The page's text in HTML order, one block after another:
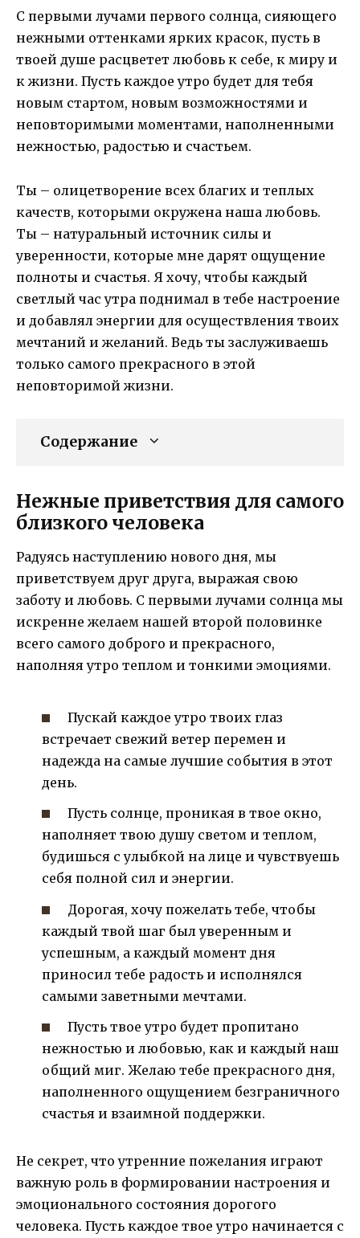
С первыми лучами первого солнца, сияющего
нежными оттенками ярких красок, пусть в
твоей душе расцветет любовь к себе, к миру и
к жизни. Пусть каждое утро будет для тебя
новым стартом, новым возможностями и
неповторимыми моментами, наполненными
нежностью, радостью и счастьем.
Ты – олицетворение всех благих и теплых
качеств, которыми окружена наша любовь.
Ты – натуральный источник силы и
уверенности, которые мне дарят ощущение
полноты и счастья. Я хочу, чтобы каждый
светлый час утра поднимал в тебе настроение
и добавлял энергии для осуществления твоих
мечтаний и желаний. Ведь ты заслуживаешь
только самого прекрасного в этой
неповторимой жизни.
Содержание
Нежные приветствия для самого
близкого человека
Радуясь наступлению нового дня, мы
приветствуем друг друга, выражая свою
заботу и любовь. С первыми лучами солнца мы
искренне желаем нашей второй половинке
всего самого доброго и прекрасного,
наполняя утро теплом и тонкими эмоциями.
Пускай каждое утро твоих глаз
встречает свежий ветер перемен и
надежда на самые лучшие события в этот
день.
Пусть солнце, проникая в твое окно,
наполняет твою душу светом и теплом,
будишься с улыбкой на лице и чувствуешь
себя полной сил и энергии.
Дорогая, хочу пожелать тебе, чтобы
каждый твой шаг был уверенным и
успешным, а каждый момент дня
приносил тебе радость и исполнялся
самыми заветными мечтами.
Пусть твое утро будет пропитано
нежностью и любовью, как и каждый наш
общий миг. Желаю тебе прекрасного дня,
наполненного ощущением безграничного
счастья и взаимной поддержки.
Не секрет, что утренние пожелания играют
важную роль в формировании настроения и
эмоционального состояния дорогого
человека. Пусть каждое твое утро начинается с